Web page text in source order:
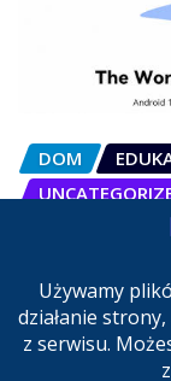
DOM
OSCAL
cze 27, 2026